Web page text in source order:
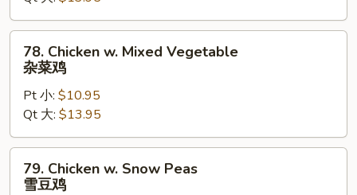
兰
鸡
78.
Chicken
Mixed
Vegetable
杂
菜
78. Chicken w. Mixed Vegetable
杂菜鸡
Pt 小: $10.95
Qt 大: $13.95
79.
Chicken
79. Chicken w. Snow Peas
雪豆鸡